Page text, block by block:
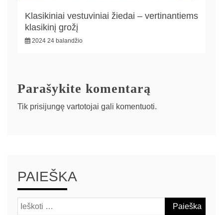
Klasikiniai vestuviniai žiedai – vertinantiems
klasikinį grožį
2024 24 balandžio
Parašykite komentarą
Tik prisijungę vartotojai gali komentuoti.
PAIEŠKA